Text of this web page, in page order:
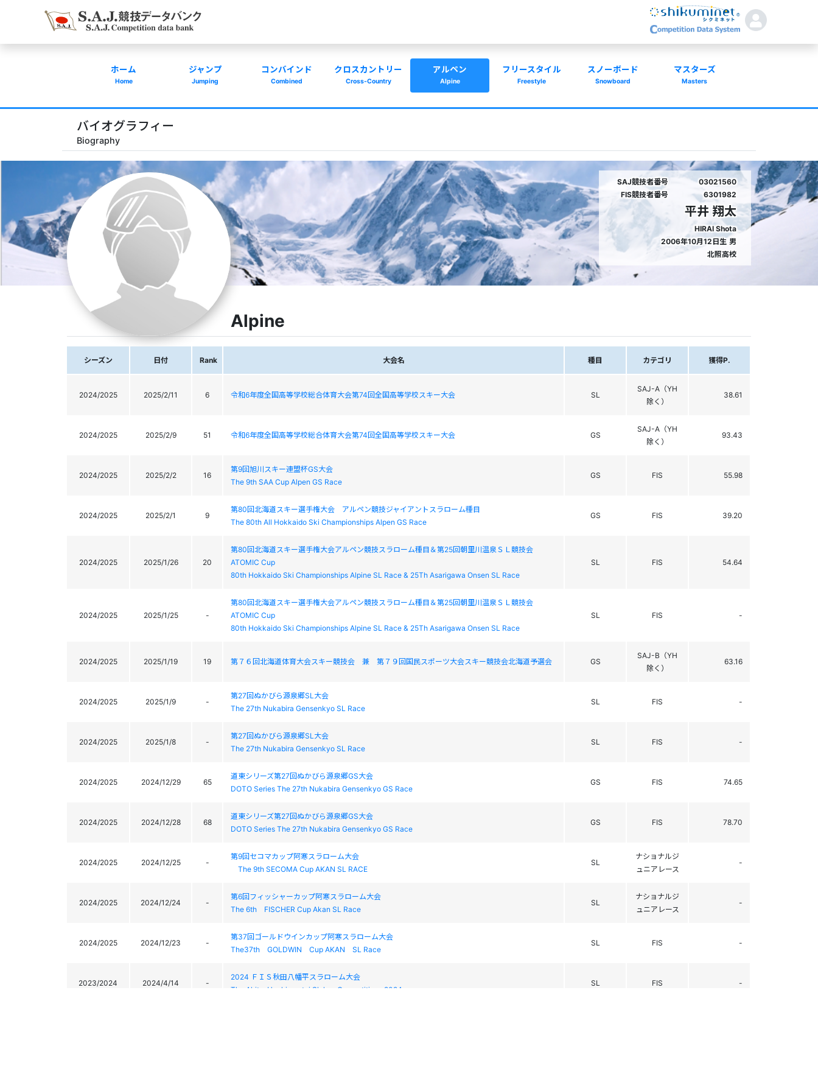
ホーム
Home
ジャンプ
Jumping
コンバインド
Combined
クロスカントリー
Cross-Country
アルペン
Alpine
フリースタイル
Freestyle
スノーボード
Snowboard
マスターズ
Masters
バイオグラフィー
Biography
SAJ競技者番号
03021560
FIS競技者番号
6301982
平井 翔太
HIRAI Shota
2006年10月12日生 男
北照高校
Alpine
シーズン 日付 Rank 大会名 種目 カテゴリ 獲得P.
2024/2025 2025/2/11 6 令和6年度全国高等学校総合体育大会第74回全国高等学校スキー大会 SL
SAJ-A（YH
除く）
38.61
2024/2025 2025/2/9 51 令和6年度全国高等学校総合体育大会第74回全国高等学校スキー大会 GS
SAJ-A（YH
除く）
93.43
2024/2025 2025/2/2 16
第9回旭川スキー連盟杯GS大会
The 9th SAA Cup Alpen GS Race
GS FIS 55.98
2024/2025 2025/2/1 9
第80回北海道スキー選手権大会 アルペン競技ジャイアントスラローム種目
The 80th All Hokkaido Ski Championships Alpen GS Race
GS FIS 39.20
2024/2025 2025/1/26 20
第80回北海道スキー選手権大会アルペン競技スラローム種目＆第25回朝里川温泉ＳＬ競技会
ATOMIC Cup
80th Hokkaido Ski Championships Alpine SL Race & 25Th Asarigawa Onsen SL Race
SL FIS 54.64
2024/2025 2025/1/25 -
第80回北海道スキー選手権大会アルペン競技スラローム種目＆第25回朝里川温泉ＳＬ競技会
ATOMIC Cup
80th Hokkaido Ski Championships Alpine SL Race & 25Th Asarigawa Onsen SL Race
SL FIS -
2024/2025 2025/1/19 19 第７６回北海道体育大会スキー競技会 兼 第７９回国民スポーツ大会スキー競技会北海道予選会 GS
SAJ-B（YH
除く）
63.16
2024/2025 2025/1/9 -
第27回ぬかびら源泉郷SL大会
The 27th Nukabira Gensenkyo SL Race
SL FIS -
2024/2025 2025/1/8 -
第27回ぬかびら源泉郷SL大会
The 27th Nukabira Gensenkyo SL Race
SL FIS -
2024/2025 2024/12/29 65
道東シリーズ第27回ぬかびら源泉郷GS大会
DOTO Series The 27th Nukabira Gensenkyo GS Race
GS FIS 74.65
2024/2025 2024/12/28 68
道東シリーズ第27回ぬかびら源泉郷GS大会
DOTO Series The 27th Nukabira Gensenkyo GS Race
GS FIS 78.70
2024/2025 2024/12/25 -
第9回セコマカップ阿寒スラローム大会
The 9th SECOMA Cup AKAN SL RACE
SL
ナショナルジ
ュニアレース
-
2024/2025 2024/12/24 -
第6回フィッシャーカップ阿寒スラローム大会
The 6th FISCHER Cup Akan SL Race
SL
ナショナルジ
ュニアレース
-
2024/2025 2024/12/23 -
第37回ゴールドウインカップ阿寒スラローム大会
The37th GOLDWIN Cup AKAN SL Race
SL FIS -
2023/2024 2024/4/14 -
2024 ＦＩＳ秋田八幡平スラローム大会
The Akita-Hachimantai Slalom Competitions 2024
SL FIS -